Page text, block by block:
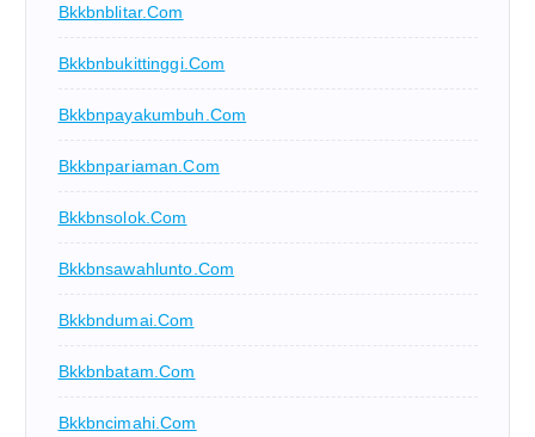
Bkkbnblitar.com
Bkkbnbukittinggi.com
Bkkbnpayakumbuh.com
Bkkbnpariaman.com
Bkkbnsolok.com
Bkkbnsawahlunto.com
Bkkbndumai.com
Bkkbnbatam.com
Bkkbncimahi.com